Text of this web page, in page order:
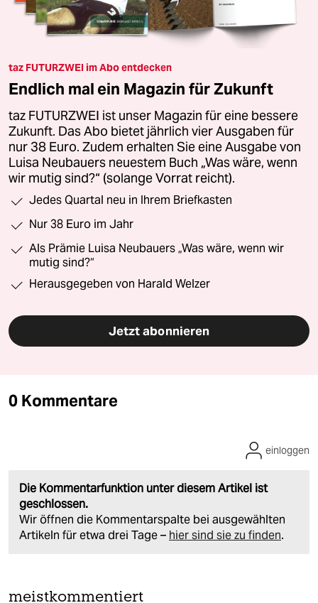
taz FUTURZWEI im Abo entdecken
Endlich mal ein Magazin für Zukunft
taz FUTURZWEI ist unser Magazin für eine bessere
Zukunft. Das Abo bietet jährlich vier Ausgaben für
nur 38 Euro. Zudem erhalten Sie eine Ausgabe von
Luisa Neubauers neuestem Buch „Was wäre, wenn
wir mutig sind?“ (solange Vorrat reicht).
Jedes Quartal neu in Ihrem Briefkasten
Nur 38 Euro im Jahr
Als Prämie Luisa Neubauers „Was wäre, wenn wir
mutig sind?“
Herausgegeben von Harald Welzer
Jetzt abonnieren
0 Kommentare
Die Kommentarfunktion unter diesem Artikel ist
geschlossen.
Wir öffnen die Kommentarspalte bei ausgewählten
Artikeln für etwa drei Tage – hier sind sie zu finden.
einloggen
meistkommentiert